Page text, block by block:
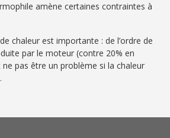
amène certaines contraintes à
chaleur est importante : de l’ordre de
par le moteur (contre 20% en
pas être un problème si la chaleur